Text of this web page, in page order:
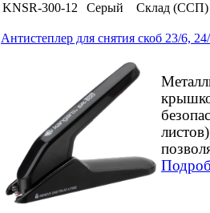
KNSR-300-12 Серый Склад (ССП)
Антистеплер для снятия скоб 23/6,